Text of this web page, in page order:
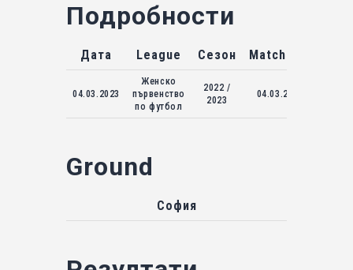
Подробности
Дата League Сезон Match Day
04.03.2023
Женско
първенство
по футбол
2022 /
2023
04.03.2023
Ground
София